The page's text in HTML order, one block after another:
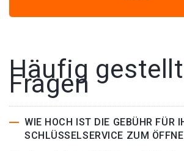
Häufig
Fragen
WIE HOCH IST DIE GEBÜHR FÜR
SCHLÜSSELSERVICE ZUM